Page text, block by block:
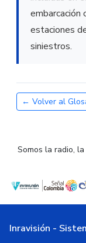
estaciones
siniestros.
← Volver al
Somos la radio,
Inravisión -